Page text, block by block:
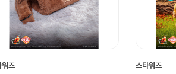
워즈 스타워즈